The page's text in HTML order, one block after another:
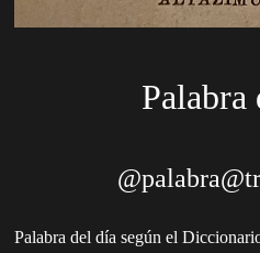
Palabra
Palabra del día según el